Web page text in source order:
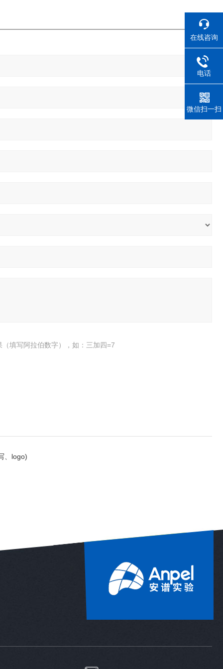
填写阿拉伯数字），如：三加四=7
、logo)
在线咨询
电话
微信扫一扫